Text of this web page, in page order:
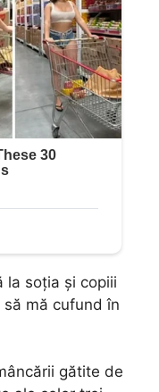
la soția și copiii
mă cufund în
gătite de